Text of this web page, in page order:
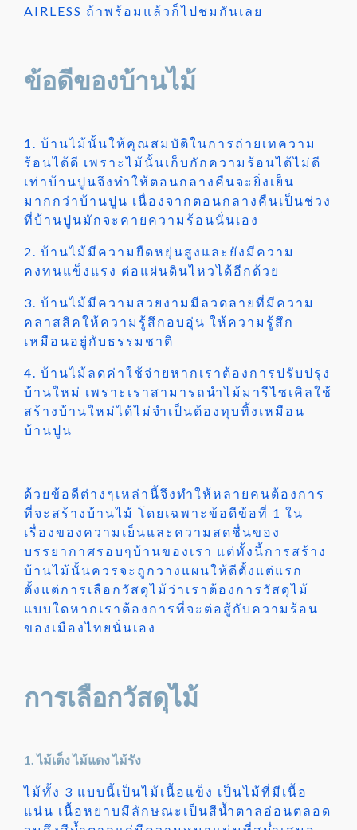
AIRLESS ถ้าพร้อมแล้วก็ไปชมกันเลย
ข้อดีของบ้านไม้
1. บ้านไม้นั้นให้คุณสมบัติในการถ่ายเทความ
ร้อนได้ดี เพราะไม้นั้นเก็บกักความร้อนได้ไม่ดี
เท่าบ้านปูนจึงทำให้ตอนกลางคืนจะยิ่งเย็น
มากกว่าบ้านปูน เนื่องจากตอนกลางคืนเป็นช่วง
ที่บ้านปูนมักจะคายความร้อนนั่นเอง
2. บ้านไม้มีความยืดหยุ่นสูงและยังมีความ
คงทนแข็งแรง ต่อแผ่นดินไหวได้อีกด้วย
3. บ้านไม้มีความสวยงามมีลวดลายที่มีความ
คลาสสิคให้ความรู้สึกอบอุ่น ให้ความรู้สึก
เหมือนอยู่กับธรรมชาติ
4. บ้านไม้ลดค่าใช้จ่ายหากเราต้องการปรับปรุง
บ้านใหม่ เพราะเราสามารถนำไม้มารีไซเคิลใช้
สร้างบ้านใหม่ได้ไม่จำเป็นต้องทุบทิ้งเหมือน
บ้านปูน
ด้วยข้อดีต่างๆเหล่านี้จึงทำให้หลายคนต้องการ
ที่จะสร้างบ้านไม้ โดยเฉพาะข้อดีข้อที่ 1 ใน
เรื่องของความเย็นและความสดชื่นของ
บรรยากาศรอบๆบ้านของเรา แต่ทั้งนี้การสร้าง
บ้านไม้นั้นควรจะถูกวางแผนให้ดีตั้งแต่แรก
ตั้งแต่การเลือกวัสดุไม้ว่าเราต้องการวัสดุไม้
แบบใดหากเราต้องการที่จะต่อสู้กับความร้อน
ของเมืองไทยนั่นเอง
การเลือกวัสดุไม้
1. ไม้เต็ง ไม้แดง ไม้รัง
ไม้ทั้ง 3 แบบนี้เป็นไม้เนื้อแข็ง เป็นไม้ที่มีเนื้อ
แน่น เนื้อหยาบมีลักษณะเป็นสีน้ำตาลอ่อนตลอด